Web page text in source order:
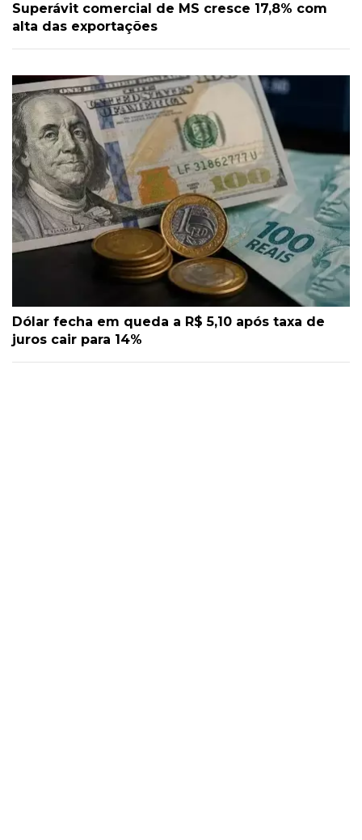
Superávit comercial de MS cresce 17,8% com
alta das exportações
Dólar fecha em queda a R$ 5,10 após taxa de
juros cair para 14%